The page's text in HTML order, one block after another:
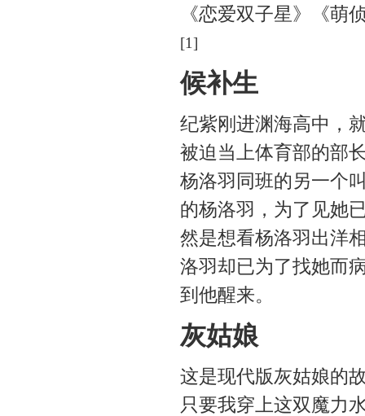
《恋爱双子星》《萌
[1]
候补生
纪紫刚进渊海高中，
被迫当上体育部的部
杨洛羽同班的另一个
的杨洛羽，为了见她
然是想看杨洛羽出洋
洛羽却已为了找她而
到他醒来。
灰姑娘
这是现代版灰姑娘的
只要我穿上这双魔力